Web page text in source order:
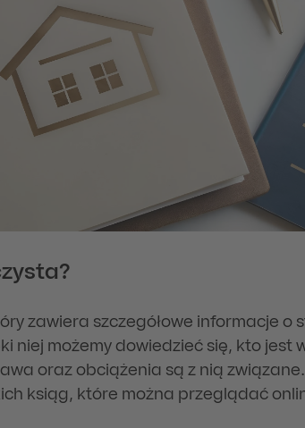
zawiera szczegółowe informacje o
niej możemy dowiedzieć się, kto jest
oraz obciążenia są z nią związane.
ksiąg, które można przeglądać